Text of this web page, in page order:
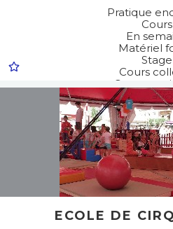
Pratique
Cours
En
Matériel
Stage
Cours
Cours
Stage
Stage de
Sports
ECOLE DE